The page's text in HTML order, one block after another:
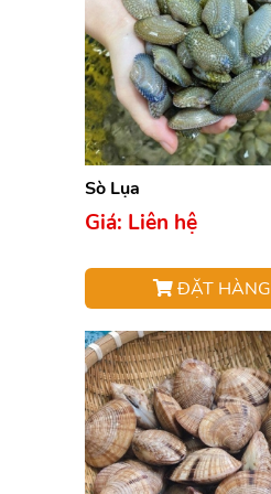
Sò Lụa
Giá: Liên hệ
ĐẶT HÀNG